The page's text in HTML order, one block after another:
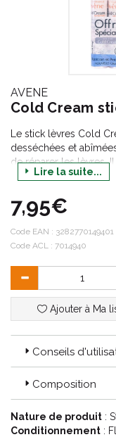
AVENE
Cold Cream
Le stick lèvres Cold
desséchées et
de réparer les lèvres.
tiraillements, les
pollution. Il laisse les
Lire la suite...
7,95€
Code EAN : 3282770149401
Code ACL : 7014940
Ajouter à Ma
Conseils
Composition
Nature de produit :
Conditionnement :